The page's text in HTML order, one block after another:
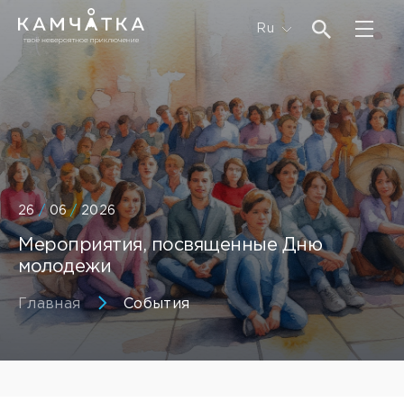
Ru
26 / 06/2026
Мероприятия, посвященные Дню
молодежи
Главная События